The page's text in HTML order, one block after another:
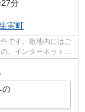
27分
実町
です。敷地内にはご
、インターネット有
の